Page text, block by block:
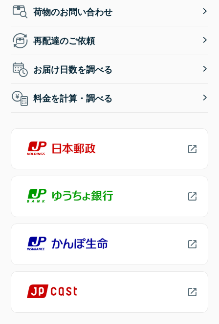
荷物のお問い合わせ
再配達のご依頼
お届け日数を調べる
料金を計算・調べる